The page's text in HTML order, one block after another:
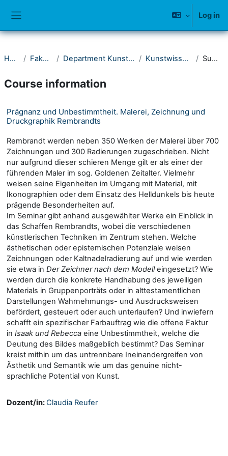
Log in
Home Fakultät II Department Kunst und Musik Kunstwissenschaft Summary
Course information
Prägnanz und Unbestimmtheit. Malerei, Zeichnung und
Druckgraphik Rembrandts
Rembrandt werden neben 350 Werken der Malerei über 700
Zeichnungen und 300 Radierungen zugeschrieben. Nicht
nur aufgrund dieser schieren Menge gilt er als einer der
führenden Maler im sog. Goldenen Zeitalter. Vielmehr
weisen seine Eigenheiten im Umgang mit Material, mit
Ikonographien oder dem Einsatz des Helldunkels bis heute
prägende Besonderheiten auf.
Im Seminar gibt anhand ausgewählter Werke ein Einblick in
das Schaffen Rembrandts, wobei die verschiedenen
künstlerischen Techniken im Zentrum stehen. Welche
ästhetischen oder epistemischen Potenziale weisen
Zeichnungen oder Kaltnadelradierung auf und wie werden
sie etwa in Der Zeichner nach dem Modelleingesetzt? Wie
werden durch die konkrete Handhabung des jeweiligen
Materials in Gruppenporträts oder in alttestamentlichen
Darstellungen Wahrnehmungs- und Ausdrucksweisen
befördert, gesteuert oder auch unterlaufen? Und inwiefern
schafft ein spezifischer Farbauftrag wie die offene Faktur
in Isaak und Rebecca eine Unbestimmtheit, welche die
Deutung des Bildes maßgeblich bestimmt? Das Seminar
kreist mithin um das untrennbare Ineinandergreifen von
Ästhetik und Semantik wie um das genuine nicht-
sprachliche Potential von Kunst.
Dozent/in:Claudia Reufer